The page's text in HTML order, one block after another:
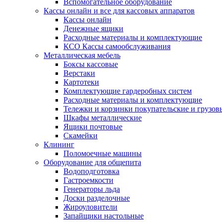
Вспомогательное оборудование
Кассы онлайн и все для кассовых аппаратов
Кассы онлайн
Денежные ящики
Расходные материалы и комплектующие
КСО Кассы самообслуживания
Металлическая мебель
Боксы кассовые
Верстаки
Картотеки
Комплектующие гардеробных систем
Расходные материалы и комплектующие
Тележки и корзинки покупательские и
Шкафы металлические
Ящики почтовые
Скамейки
Клининг
Поломоечные машины
Оборудование для общепита
Водоподготовка
Гастроемкости
Генераторы льда
Доски разделочные
Жироуловители
Запайщики настольные